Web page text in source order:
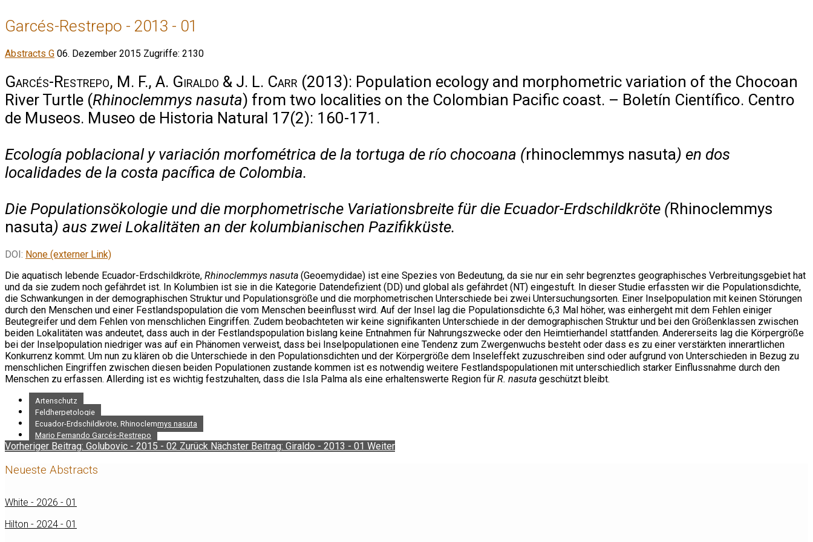
Garcés-Restrepo - 2013 - 01
Abstracts G 06. Dezember 2015 Zugriffe: 2130
Garcés-Restrepo, M. F., A. Giraldo & J. L. Carr (2013): Population ecology and morphometric variation of the Chocoan
River Turtle (Rhinoclemmys nasuta) from two localities on the Colombian Pacific coast. – Boletín Científico. Centro
de Museos. Museo de Historia Natural 17(2): 160-171.
Ecología poblacional y variación morfométrica de la tortuga de río chocoana (rhinoclemmys nasuta) en dos
localidades de la costa pacífica de Colombia.
Die Populationsökologie und die morphometrische Variationsbreite für die Ecuador-Erdschildkröte (Rhinoclemmys
nasuta) aus zwei Lokalitäten an der kolumbianischen Pazifikküste.
DOI: None (externer Link)
Die aquatisch lebende Ecuador-Erdschildkröte, Rhinoclemmys nasuta (Geoemydidae) ist eine Spezies von Bedeutung, da sie nur ein sehr begrenztes geographisches Verbreitungsgebiet hat
und da sie zudem noch gefährdet ist. In Kolumbien ist sie in die Kategorie Datendefizient (DD) und global als gefährdet (NT) eingestuft. In dieser Studie erfassten wir die Populationsdichte,
die Schwankungen in der demographischen Struktur und Populationsgröße und die morphometrischen Unterschiede bei zwei Untersuchungsorten. Einer Inselpopulation mit keinen Störungen
durch den Menschen und einer Festlandspopulation die vom Menschen beeinflusst wird. Auf der Insel lag die Populationsdichte 6,3 Mal höher, was einhergeht mit dem Fehlen einiger
Beutegreifer und dem Fehlen von menschlichen Eingriffen. Zudem beobachteten wir keine signifikanten Unterschiede in der demographischen Struktur und bei den Größenklassen zwischen
beiden Lokalitäten was andeutet, dass auch in der Festlandspopulation bislang keine Entnahmen für Nahrungszwecke oder den Heimtierhandel stattfanden. Andererseits lag die Körpergröße
bei der Inselpopulation niedriger was auf ein Phänomen verweist, dass bei Inselpopulationen eine Tendenz zum Zwergenwuchs besteht oder dass es zu einer verstärkten innerartlichen
Konkurrenz kommt. Um nun zu klären ob die Unterschiede in den Populationsdichten und der Körpergröße dem Inseleffekt zuzuschreiben sind oder aufgrund von Unterschieden in Bezug zu
menschlichen Eingriffen zwischen diesen beiden Populationen zustande kommen ist es notwendig weitere Festlandspopulationen mit unterschiedlich starker Einflussnahme durch den
Menschen zu erfassen. Allerding ist es wichtig festzuhalten, dass die Isla Palma als eine erhaltenswerte Region für R. nasuta geschützt bleibt.
Artenschutz
Feldherpetologie
Ecuador-Erdschildkröte, Rhinoclemmys nasuta
Mario Fernando Garcés-Restrepo
Vorheriger Beitrag: Golubovic - 2015 - 02 Zurück Nächster Beitrag: Giraldo - 2013 - 01 Weiter
Neueste Abstracts
White - 2026 - 01
Hilton - 2024 - 01